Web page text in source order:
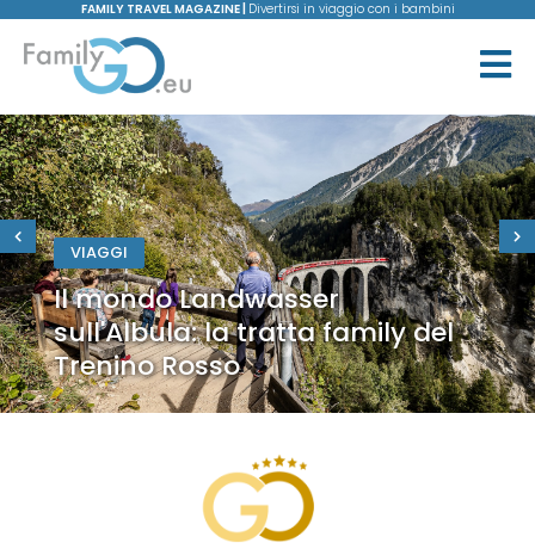
FAMILY TRAVEL MAGAZINE | Divertirsi in viaggio con i bambini
VIAGGI
Il mondo Landwasser
sull'Albula: la tratta family del
Trenino Rosso